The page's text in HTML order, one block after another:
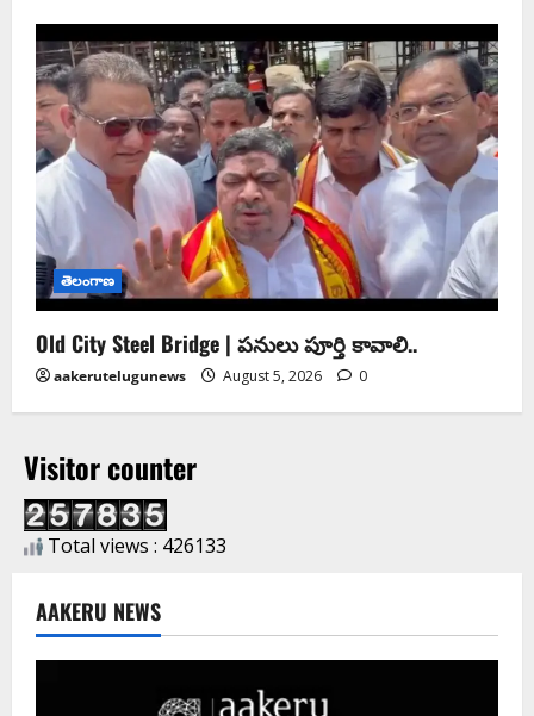
తెలంగాణ
Old City Steel Bridge | ప‌నులు పూర్తి కావాలి..
aakerutelugunews August 5, 2026 0
Visitor counter
Total views : 426133
AAKERU NEWS